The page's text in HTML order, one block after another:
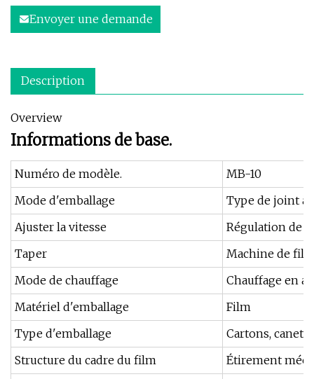
Envoyer une demande
Description
Overview
Informations de base.
Numéro de modèle.
MB-10
Mode d'emballage
Type de joint à
Ajuster la vitesse
Régulation de
Taper
Machine de
Mode de chauffage
Chauffage en
Matériel d'emballage
Film
Type d'emballage
Cartons,
Structure du cadre du film
Étirement